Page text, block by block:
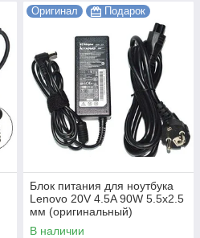
Оригинал Подарок
Блок питания для ноутбука
Lenovo 20V 4.5A 90W 5.5x2.5
мм (оригинальный)
В наличии